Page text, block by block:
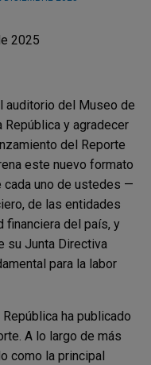
2025
auditorio del Museo de
República y agradecer
del Reporte
este nuevo formato
cada uno de ustedes —
de las entidades
financiera del país, y
su Junta Directiva
para la labor
ha publicado
A lo largo de más
como la principal